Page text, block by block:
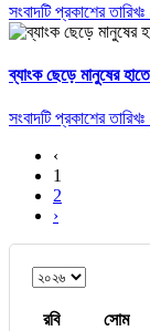
সংবাদটি প্রকাশের
ব্যাংক ছেড়ে মানুষের
সংবাদটি প্রকাশের
‹
1
2
›
রবি সোম